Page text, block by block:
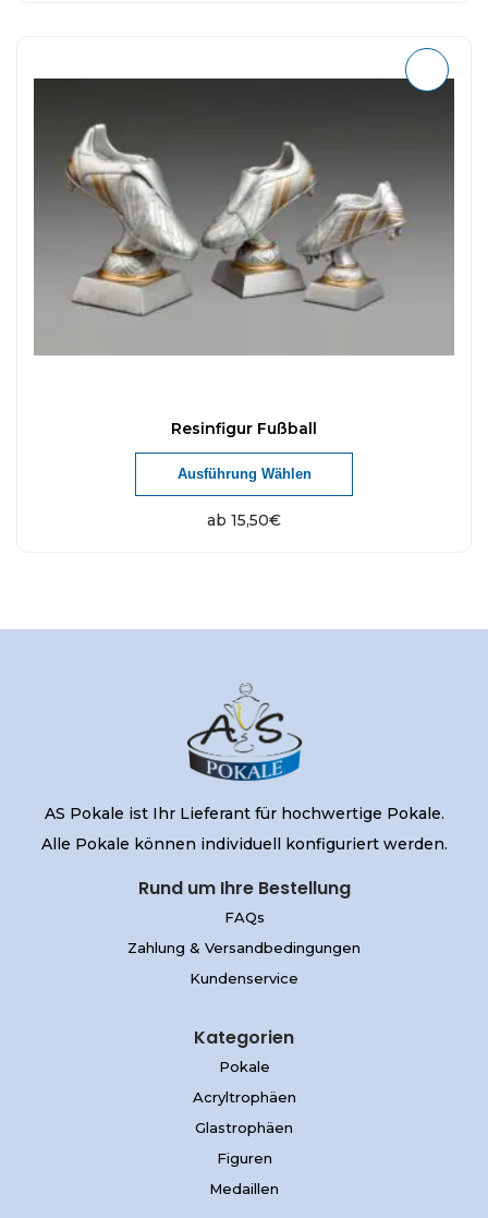
Resinfigur Fußball
ab 15,50€
Ausführung Wählen
AS Pokale ist Ihr Lieferant für hochwertige Pokale.
Alle Pokale können individuell konfiguriert werden.
Rund um Ihre Bestellung
FAQs
Zahlung & Versandbedingungen
Kundenservice
Kategorien
Pokale
Acryltrophäen
Glastrophäen
Figuren
Medaillen